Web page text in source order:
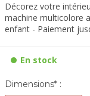
Décorez votre
machine multicolore
enfant - Paiement
En stock
Dimensions* :